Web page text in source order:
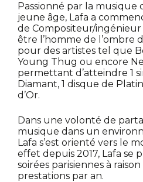
Passionné par la musique
jeune âge, Lafa a
de Compositeur/
être l’homme de l’ombre
pour des artistes tel que
Young Thug ou encore
permettant d’atteindre 1
Diamant, 1 disque de
d’Or.
Dans une volonté de
musique dans un
Lafa s’est orienté vers le
effet depuis 2017, Lafa se
soirées parisiennes à
prestations par an.